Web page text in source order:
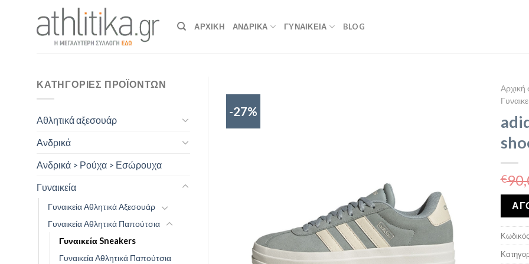
ΑΡΧΙΚΉ ΑΝΔΡΙΚΑ ΓΥΝΑΙΚΕΙΑ BLOG
ΚΑΤΗΓΟΡΊΕΣ ΠΡΟΪΌΝΤΩΝ
Αθλητικά αξεσουάρ
Ανδρικά
Ανδρικά > Ρούχα > Εσώρουχα
Γυναικεία
Γυναικεία Αθλητικά Αξεσουάρ
Γυναικεία Αθλητικά Παπούτσια
Γυναικεία Sneakers
Γυναικεία Αθλητικά Παπούτσια
-27%
Αρχική
€